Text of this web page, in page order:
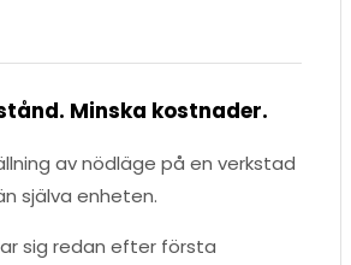
Minska kostnader.
av nödläge på en verkstad
själva enheten.
sig redan efter första